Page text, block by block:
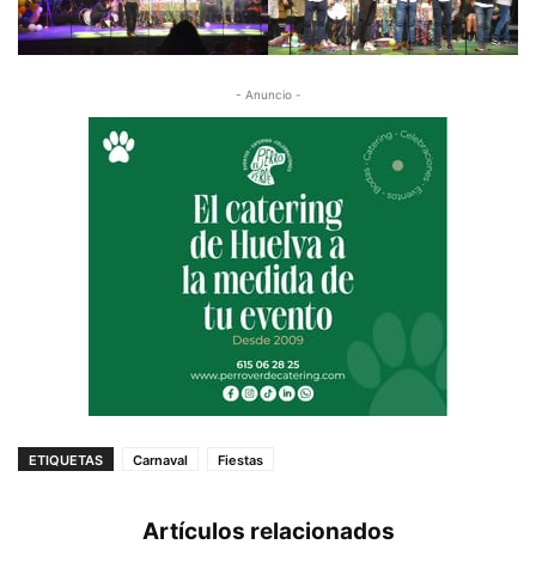
- Anuncio -
ETIQUETAS Carnaval Fiestas
Artículos relacionados